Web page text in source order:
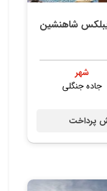
شاهنشین
شهر
جاده جنگلی
پرداخت